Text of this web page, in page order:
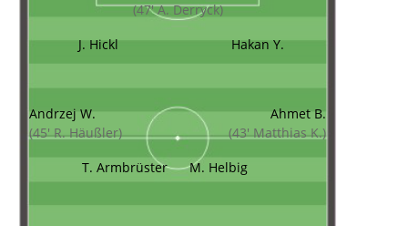
(47' A. Derryck)
J. Hickl
Hakan Y.
Andrzej W.
(45' R. Häußler)
Ahmet B.
(43' Matthias K.)
T. Armbrüster
M. Helbig